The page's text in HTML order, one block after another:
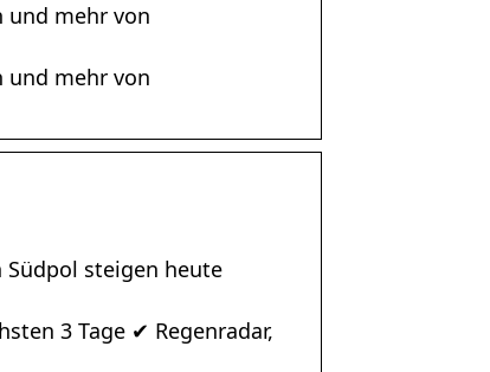
und mehr von
und mehr von
steigen heute
3 Tage ✔ Regenradar,